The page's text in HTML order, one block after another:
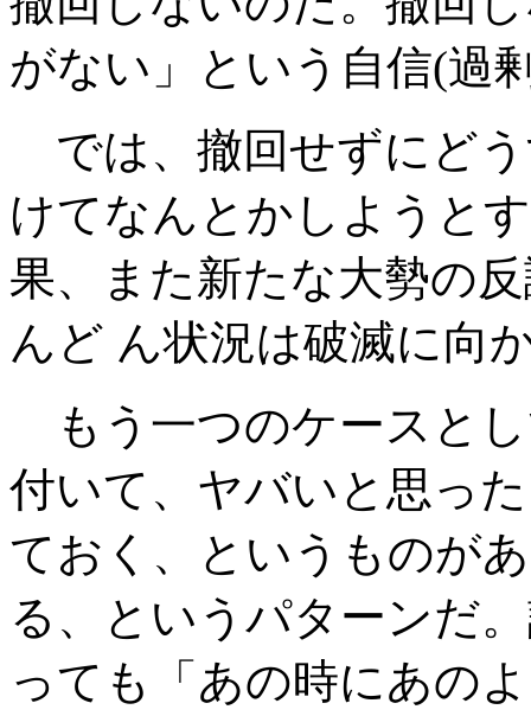
がない」という自信(過
では、撤回せずにど
けてなんとかしようと
果、また新たな大勢の
んど ん状況は破滅に向
もう一つのケースと
付いて、ヤバいと思っ
ておく、というものが
る、というパターンだ
っても「あの時にあの